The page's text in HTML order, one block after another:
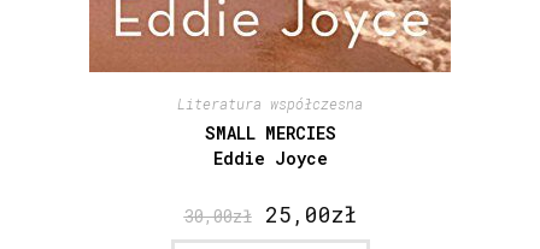
Literatura współczesna
SMALL MERCIES
Eddie Joyce
30,00zł 25,00zł